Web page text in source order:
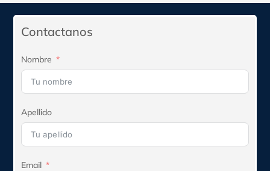
Contactanos
Nombre
Apellido
Email